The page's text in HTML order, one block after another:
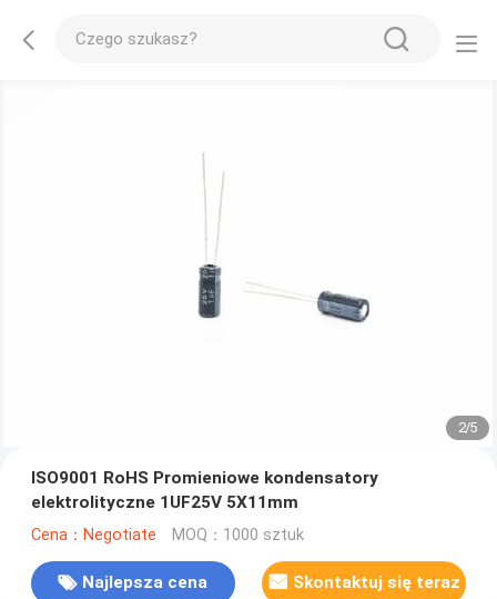
2/5
ISO9001 RoHS Promieniowe kondensatory
elektrolityczne 1UF25V 5X11mm
Cena：Negotiate MOQ：1000 sztuk
Najlepsza cena Skontaktuj się teraz